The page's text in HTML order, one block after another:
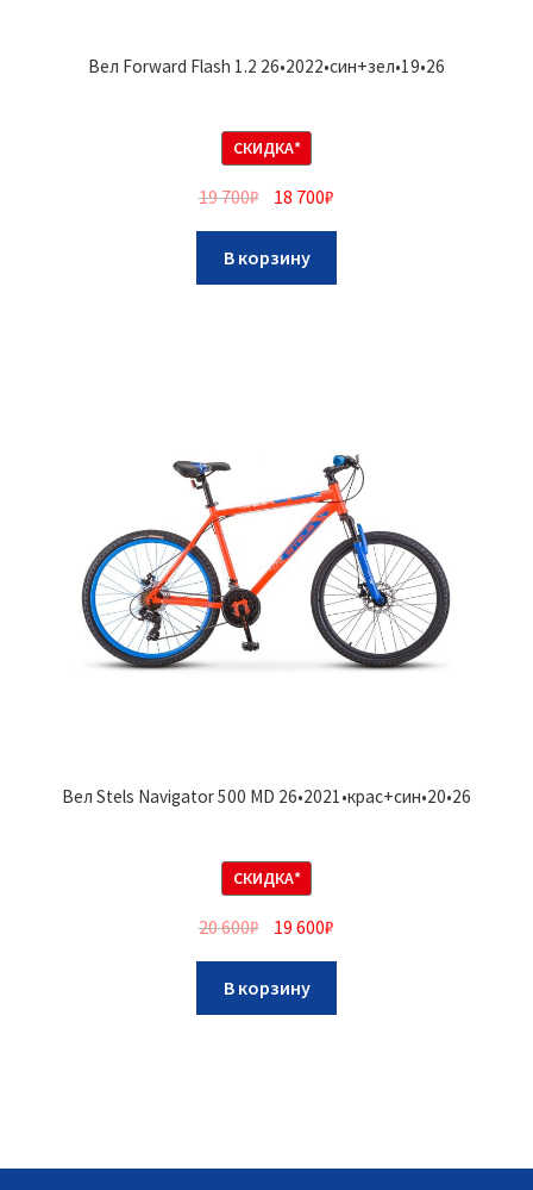
Вел Forward Flash 1.2 26•2022•син+зел•19•26
СКИДКА*
19 700₽ 18 700₽
В корзину
Вел Stels Navigator 500 MD 26•2021•крас+син•20•26
СКИДКА*
20 600₽ 19 600₽
В корзину